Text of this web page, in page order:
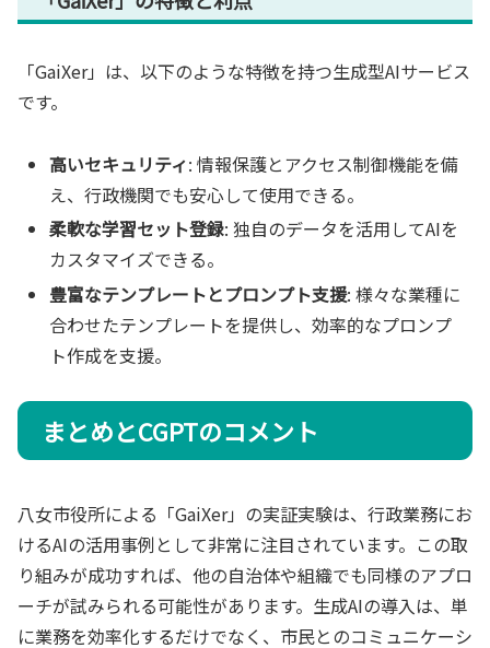
「GaiXer」は、以下のような特徴を持つ生成型AIサービス
です。
高いセキュリティ: 情報保護とアクセス制御機能を備
え、行政機関でも安心して使用できる。
柔軟な学習セット登録: 独自のデータを活用してAIを
カスタマイズできる。
豊富なテンプレートとプロンプト支援: 様々な業種に
合わせたテンプレートを提供し、効率的なプロンプ
ト作成を支援。
まとめとCGPTのコメント
八女市役所による「GaiXer」の実証実験は、行政業務にお
けるAIの活用事例として非常に注目されています。この取
り組みが成功すれば、他の自治体や組織でも同様のアプロ
ーチが試みられる可能性があります。生成AIの導入は、単
に業務を効率化するだけでなく、市民とのコミュニケーシ